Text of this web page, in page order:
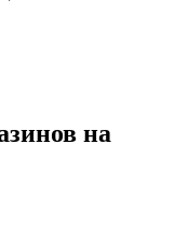
на